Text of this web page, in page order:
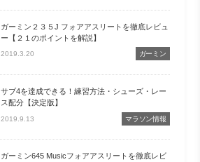
ガーミン２３５J フォアアスリートを徹底レビュ
ー【２１のポイントを解説】
2019.3.20 ガーミン
サブ4を達成できる！練習方法・シューズ・レー
ス配分【決定版】
2019.9.13 マラソン情報
ガーミン645 Musicフォアアスリートを徹底レビ